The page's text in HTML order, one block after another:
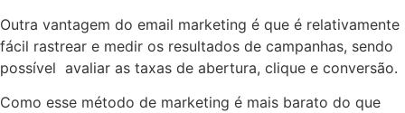
Outra vantagem do email marketing é que é relativamente
fácil rastrear e medir os resultados de campanhas, sendo
possível avaliar as taxas de abertura, clique e conversão.
Como esse método de marketing é mais barato do que